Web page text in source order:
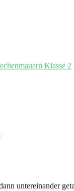
untereinander